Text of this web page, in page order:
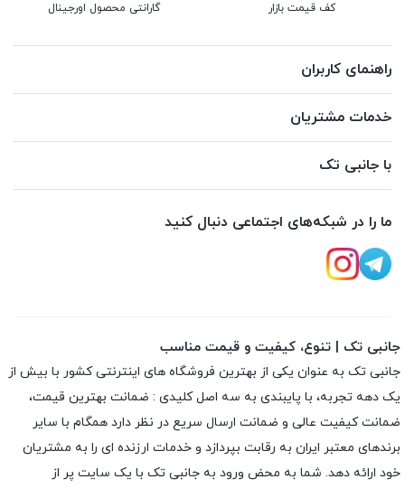
کف قیمت بازار گارانتی محصول اورجینال
راهنمای کاربران
خدمات مشتریان
با جانبی تک
ما را در شبکه‌های اجتماعی دنبال کنید
جانبی تک | تنوع، کیفیت و قیمت مناسب
جانبی تک به عنوان یکی از بهترین فروشگاه های اینترنتی کشور با بیش از
یک دهه تجربه، با پایبندی به سه اصل کلیدی : ضمانت بهترین قیمت،
ضمانت کیفیت عالی و ضمانت ارسال سریع در نظر دارد همگام با سایر
برندهای معتبر ایران به رقابت بپردازد و خدمات ارزنده ای را به مشتریان
خود ارائه دهد. شما به محض ورود به جانبی تک با یک سایت پر از